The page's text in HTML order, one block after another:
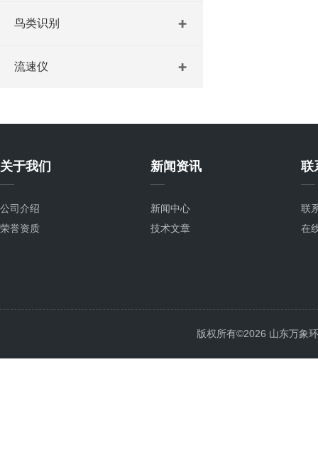
鸟类识别
流速仪
关于我们
公司介绍
荣誉资质
新闻资讯
新闻中心
技术文章
联
联
在
版权所有©2026 山东万象